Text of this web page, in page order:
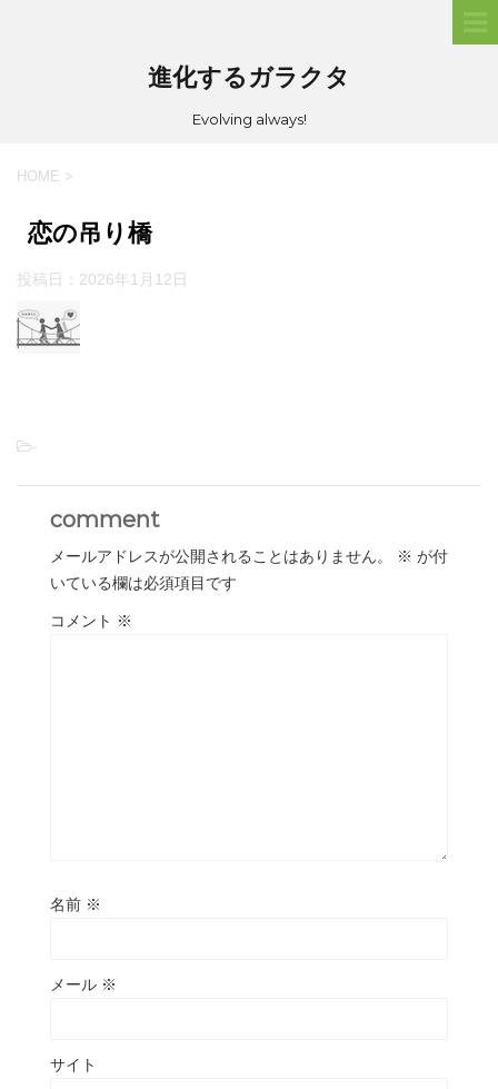
進化するガラクタ
Evolving always!
HOME >
恋の吊り橋
投稿日： 2026年1月12日
-
comment
メールアドレスが公開されることはありません。 ※ が付
いている欄は必須項目です
コメント ※
名前 ※
メール ※
サイト